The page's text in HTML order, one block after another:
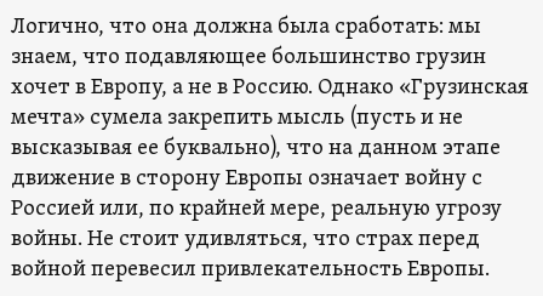
Логично, что она должна была сработать: мы
знаем, что подавляющее большинство грузин
хочет в Европу, а не в Россию. Однако «Грузинская
мечта» сумела закрепить мысль (пусть и не
высказывая ее буквально), что на данном этапе
движение в сторону Европы означает войну с
Россией или, по крайней мере, реальную угрозу
войны. Не стоит удивляться, что страх перед
войной перевесил привлекательность Европы.